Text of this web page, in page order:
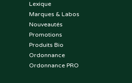
Lexique
Marques & Labos
Nouveautés
Promotions
Produits Bio
Ordonnance
Ordonnance PRO